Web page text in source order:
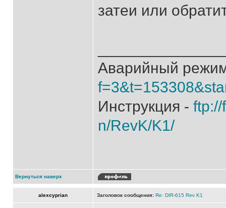
затеи или
Аварийный
Инструкция -
n/RevK/K1/
Вернуться наверх
alexcyprian Заголовок сообщения: Re: DIR-615 Rev K1